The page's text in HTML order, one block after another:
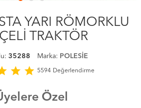
YARI RÖMORKLU
TRAKTÖR
35288 Marka: POLESİE
star star 5594 Değerlendirme
Özel